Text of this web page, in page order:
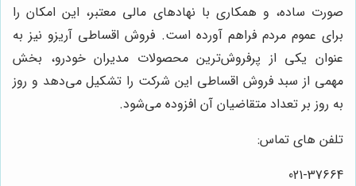
صورت ساده، و همکاری با نهادهای مالی معتبر، این امکان را
برای عموم مردم فراهم آورده است. فروش اقساطی آریزو نیز به
عنوان یکی از پرفروش‌ترین محصولات مدیران خودرو، بخش
مهمی از سبد فروش اقساطی این شرکت را تشکیل می‌دهد و روز
به روز بر تعداد متقاضیان آن افزوده می‌شود.
تلفن های تماس:
021-37664